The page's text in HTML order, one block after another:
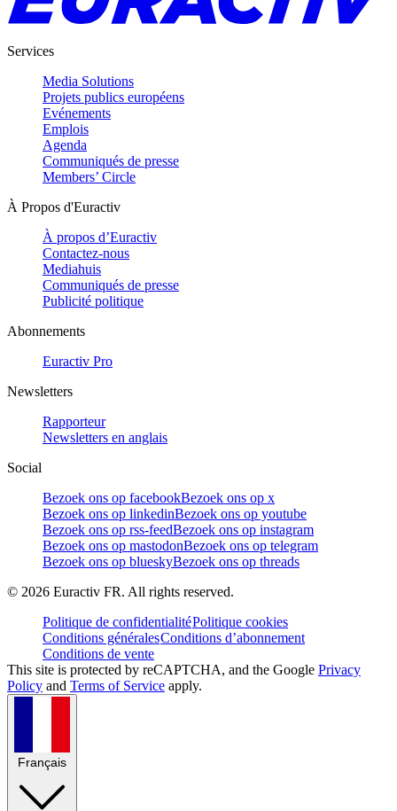
Services
Media Solutions
Projets publics européens
Evénements
Emplois
Agenda
Communiqués de presse
Members’ Circle
À Propos d'Euractiv
À propos d’Euractiv
Contactez-nous
Mediahuis
Communiqués de presse
Publicité politique
Abonnements
Euractiv Pro
Newsletters
Rapporteur
Newsletters en anglais
Social
Bezoek ons op facebookBezoek ons op x
Bezoek ons op linkedinBezoek ons op youtube
Bezoek ons op rss-feedBezoek ons op instagram
Bezoek ons op mastodonBezoek ons op telegram
Bezoek ons op blueskyBezoek ons op threads
© 2026 Euractiv FR. All rights reserved.
Politique de confidentialitéPolitique cookies
Conditions généralesConditions d’abonnement
Conditions de vente
This site is protected by reCAPTCHA, and the Google Privacy
Policy and Terms of Service apply.
Français